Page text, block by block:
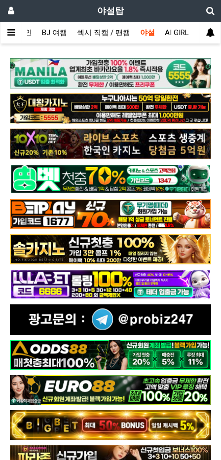
야설탑
메인 BJ 여캠 섹시 직캠 / 팬캠 야설 AI GIRL